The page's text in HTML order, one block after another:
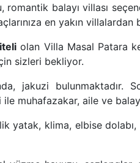
balayı villası
en yakın villalardan
olan Villa Masal Patara
sizleri bekliyor.
jakuzi bulunmaktadır.
muhafazakar, aile ve
yatak, klima, elbise